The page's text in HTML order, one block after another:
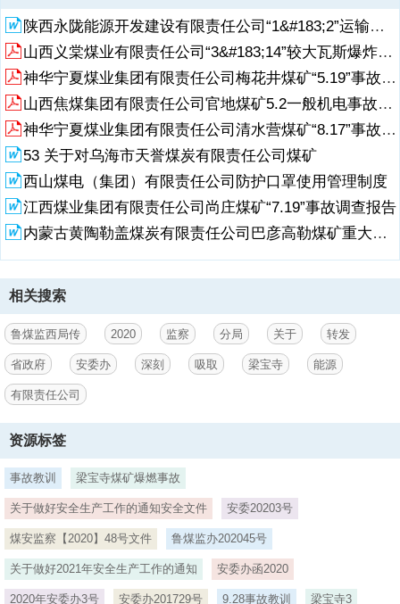
1、 1 签 批 ： 许 振 宏等 级 加 急 明 电 鲁 煤 监 西 局 传 2020 3 号鲁
西 监 察 分 局 关 于 转 发 省 政 府 安 委 办 关 于 深 刻 吸 取 梁 宝 寺
能 源 有 限 责 任 公 司 “ 8.20”煤 尘 爆 燃 事 故 教 训 切 实 做 好 煤 矿
安 全 生 产 工 作的 紧 急 通 知 的 通 知 各 煤 矿 企 业 、 煤 矿 ：现 将
山 东 省 政 府 安 委 办 关 于 深 刻 吸 取 梁 宝 寺 能 源 有 限 责 任 公
司 “ 8.20” 煤 尘 爆 燃 事 故 教 训 切 实 做 好 煤 矿 安 全 生 产 工 作 的
紧 急 通知
2、 转 发 给 你 们 ， 并 提 出 以 下 要 求 ， 请 一 并 贯 彻 执 行 。一
、 开 展 “ 现 场 写 实 检 查 ” 。 各 煤 矿 要 按 照 鲁 西 监 察 分 局 关
于使 用 求 实 监 察 现 场 检 查 写 实 手 册 （ 试 行 ） 的 通 知 （ 鲁
煤 监 西 局函 2020 12 号 ） 要 求 ， 由 矿 长 组 织 、 副 总 工 程 师
以 上 领 导 带 队 立 山 东 煤 矿 安 全 监 察 局 鲁 西 监 察 分 局 发 电
2 即 开 展 一 次 井 下 全 覆 盖 “ 写 实 检 查 ” ， “ 写 实 检 查 ” 表 格
、 视 频 、
3、照片 等 检 查 痕 迹 材 料 要 存 档 备 查 。二 、 强 化 矿 领 导 干
部 下 井 带 班 。 各 煤 矿 务 必 严 格 执 行 领 导 干 部下 井 带 班 制
度 ， 副 矿 级 以 上 领 导 必 须 有 带 夜 班 指 标 ， 带 班 人 员 要 切
实 发 挥 指 导 现 场 安 全 生 产 、 解 决 重 点 工 作 ， 督 促 现 场 依
法 依 规 、 遵章 作 业 的 作 用 。三 、 分 局 将 对 煤 矿 “ 现 场 写 实
检 查 ” 情 况 开 展 倒 查 ， 凡 发 现 工作 不 认 真 、 落 实 不 到 位 的
， 将 依 法 依 规 严 肃 追
4、 究 责 任 。附 件 ： 省 政 府 安 委 办 关 于 深 刻 吸 取 梁 宝 寺 能
源 有 限 责 任 公 司“ 8.20” 煤 尘 爆 燃 事 故 教 训 切 实 做 好 煤 矿 安
全 生 产 工 作 的 紧 急 通 知 山 东 煤 矿 安 全 监 察 局 鲁 西 监 察 分
局2020 年 8 月 21 日 1 山 东 省 发 电发电单位省政府安委办山东煤监
局省能源局签批盖章等级特急明电鲁 安 办 明 电 2020 33号鲁机发号抄
报：省 政 府 安 委 会 主 任 、 副 主 任 。关 于 深 刻 吸 取 梁 宝 寺 能
源 有 限 责 任 公 司“ 8 20” 煤 尘 爆 燃
5、 事 故 教 训 切 实 做 好 煤 矿 安 全生 产 工 作 的 紧 急 通 知 各 产
煤 市 人 民 政 府 ， 省 政 府 安 委 会 有 关 成 员 单 位 ：2020 年 8 月
陕西永陇能源开发建设有限责任公司“1&#183;2”运输事故调查报告
山西义棠煤业有限责任公司“3&#183;14”较大瓦斯爆炸事故调查报告.pdf
神华宁夏煤业集团有限责任公司梅花井煤矿“5.19”事故调查报告及处理决定
山西焦煤集团有限责任公司官地煤矿5.2一般机电事故调查报告
神华宁夏煤业集团有限责任公司清水营煤矿“8.17”事故调查报告及处理决定
53 关于对乌海市天誉煤炭有限责任公司煤矿
西山煤电（集团）有限责任公司防护口罩使用管理制度
江西煤业集团有限责任公司尚庄煤矿“7.19”事故调查报告
内蒙古黄陶勒盖煤炭有限责任公司巴彦高勒煤矿重大安全风险分析研判报告（报市煤监局）
相关搜索
鲁煤监西局传 2020 监察 分局 关于 转发
省政府 安委办 深刻 吸取 梁宝寺 能源
有限责任公司
资源标签
事故教训 梁宝寺煤矿爆燃事故
关于做好安全生产工作的通知安全文件 安委20203号
煤安监察【2020】48号文件 鲁煤监办202045号
关于做好2021年安全生产工作的通知 安委办函2020
2020年安委办3号 安委办201729号 9.28事故教训 梁宝寺3